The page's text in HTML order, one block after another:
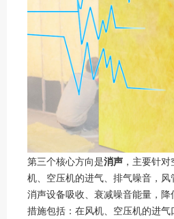
第三个核心方向是消声 ，主要针
机、空压机的进气、排气噪音，
消声设备吸收、衰减噪音能量，
措施包括：在风机、空压机的进气